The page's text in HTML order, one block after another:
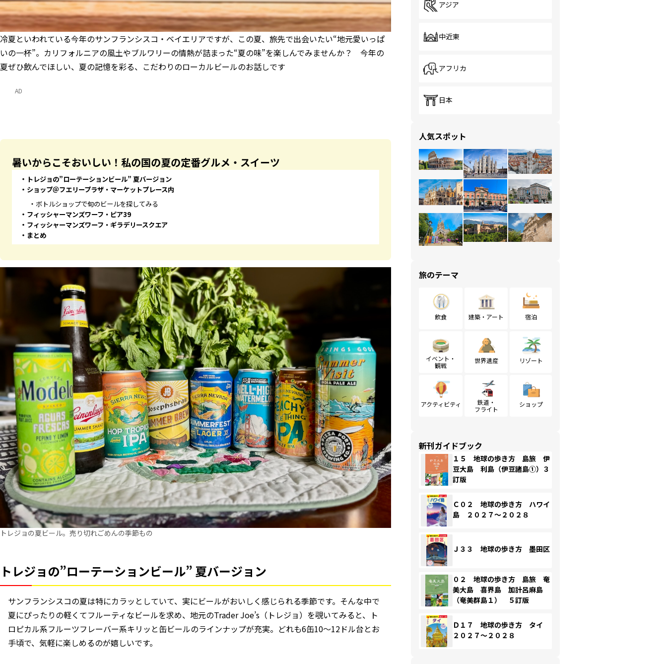
冷夏といわれている今年のサンフランシスコ・ベイエリアですが、この夏、旅先で出会いたい“地元愛いっぱ
いの一杯”。カリフォルニアの風土やブルワリーの情熱が詰まった“夏の味”を楽しんでみませんか？ 今年の
夏ぜひ飲んでほしい、夏の記憶を彩る、こだわりのローカルビールのお話しです
AD
暑いからこそおいしい！私の国の夏の定番グルメ・スイーツ
トレジョの”ローテーションビール” 夏バージョン
ショップ＠フエリープラザ・マーケットプレース内
ボトルショップで旬のビールを探してみる
フィッシャーマンズワーフ・ピア39
フィッシャーマンズワーフ・ギラデリースクエア
まとめ
トレジョの夏ビール。売り切れごめんの季節もの
トレジョの”ローテーションビール” 夏バージョン
サンフランシスコの夏は特にカラッとしていて、実にビールがおいしく感じられる季節です。そんな中で
夏にぴったりの軽くてフルーティなビールを求め、地元のTrader Joe’s（トレジョ）を覗いてみると、ト
ロピカル系フルーツフレーバー系キリッと缶ビールのラインナップが充実。どれも6缶10〜12ドル台とお
手頃で、気軽に楽しめるのが嬉しいです。
アジア
中近東
アフリカ
日本
人気スポット
旅のテーマ
飲食 建築・アート 宿泊
イベント・
観戦
世界遺産 リゾート
アクティビティ
鉄道・
フライト
ショップ
新刊ガイドブック
１５ 地球の歩き方 島旅 伊
豆大島 利島（伊豆諸島①）３
訂版
Ｃ０２ 地球の歩き方 ハワイ
島 ２０２７～２０２８
Ｊ３３ 地球の歩き方 墨田区
０２ 地球の歩き方 島旅 奄
美大島 喜界島 加計呂麻島
（奄美群島１） ５訂版
Ｄ１７ 地球の歩き方 タイ
２０２７～２０２８